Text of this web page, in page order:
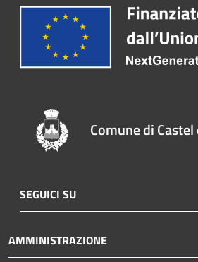
Comune di
SEGUICI SU
AMMINISTRAZIONE